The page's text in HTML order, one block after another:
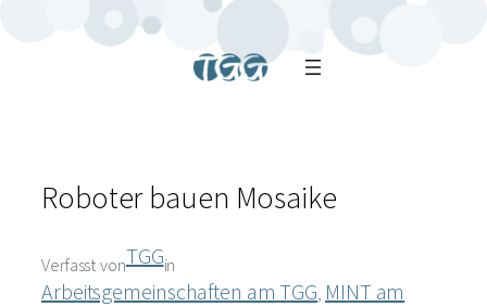
Roboter bauen Mosaike
Verfasst vonTGGin
Arbeitsgemeinschaften am TGG, MINT am